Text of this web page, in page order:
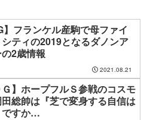
】フランケル産駒で母ファイ
ティの2019となるダノンア
2歳情報
2021.08.21
Ｇ】ホープフルＳ参戦のコスモ
総帥は『芝で変身する自信は
ですか…